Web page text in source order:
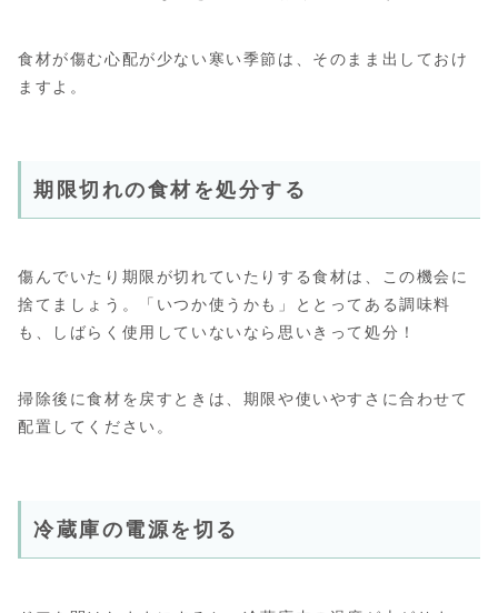
食材が傷む心配が少ない寒い季節は、そのまま出しておけ
ますよ。
期限切れの食材を処分する
傷んでいたり期限が切れていたりする食材は、この機会に
捨てましょう。「いつか使うかも」ととってある調味料
も、しばらく使用していないなら思いきって処分！
掃除後に食材を戻すときは、期限や使いやすさに合わせて
配置してください。
冷蔵庫の電源を切る